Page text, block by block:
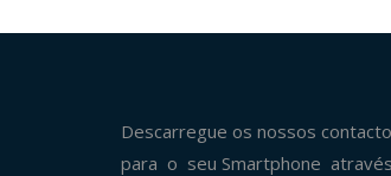
Descarregue os nossos
para o seu Smartphone através